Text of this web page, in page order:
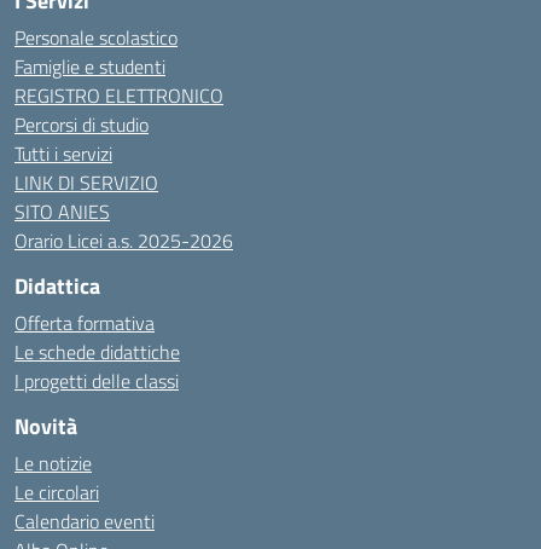
Personale scolastico
Famiglie e studenti
REGISTRO ELETTRONICO
Percorsi di studio
Tutti i servizi
LINK DI SERVIZIO
SITO ANIES
Orario Licei a.s. 2025-2026
Didattica
Offerta formativa
Le schede didattiche
I progetti delle classi
Novità
Le notizie
Le circolari
Calendario eventi